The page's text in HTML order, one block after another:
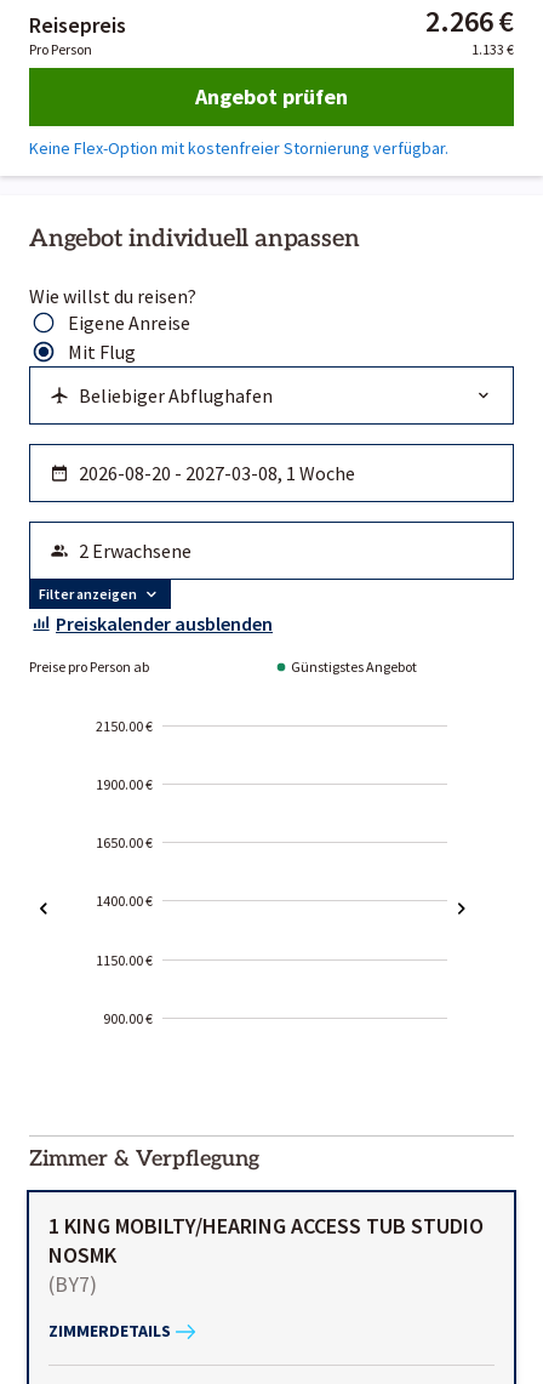
Angebot individuell anpassen
Wie willst du reisen?
Eigene Anreise
Mit Flug
Filter anzeigen
Preiskalender ausblenden
Preise pro Person ab Günstigstes Angebot
2150.00 €
1900.00 €
1650.00 €
1400.00 €
1150.00 €
900.00 €
01-02
Zimmer & Verpflegung
1 KING MOBILTY/HEARING ACCESS TUB STUDIO
NOSMK
(BY7)
ZIMMERDETAILS
Reisepreis 2.266 €
Pro Person 1.133 €
Angebot prüfen
Keine Flex-Option mit kostenfreier Stornierung verfügbar.